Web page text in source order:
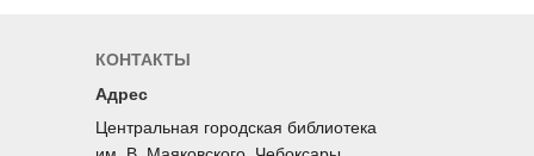
КОНТАКТЫ
Адрес
Центральная городская библиотека